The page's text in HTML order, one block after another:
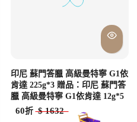
印尼 蘇門答臘 高級曼特寧 G1依
肯達 225g*3 贈品：印尼 蘇門答
臘 高級曼特寧 G1依肯達 12g*5
60折 $ 1632